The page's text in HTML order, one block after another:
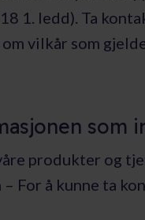
1. ledd). Ta
vilkår som
som
produkter og
For å kunne ta